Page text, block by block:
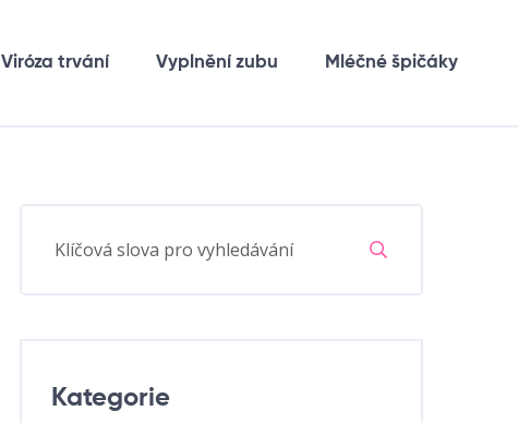
Viróza trvání Vyplnění zubu Mléčné špičáky
Kategorie